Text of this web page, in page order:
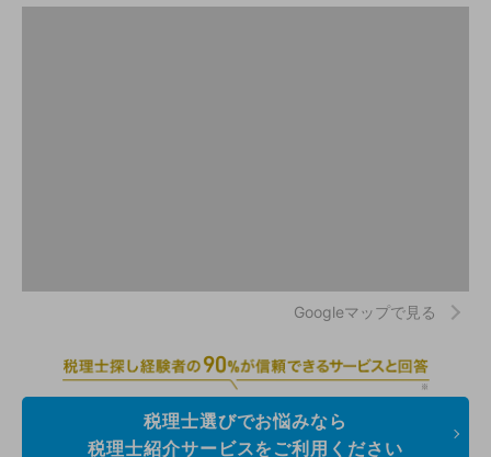
Googleマップで見る
税理士選びでお悩みなら
税理士紹介サービスをご利用ください